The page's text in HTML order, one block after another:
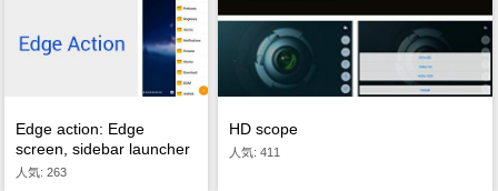
Edge action: Edge
screen, sidebar launcher
人気: 263
HD scope
人気: 411